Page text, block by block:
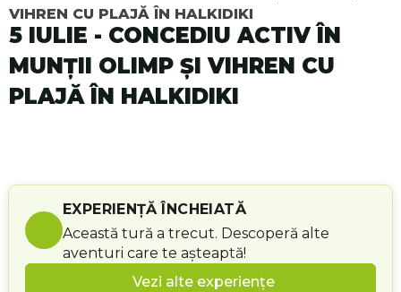
VIHREN CU PLAJĂ ÎN HALKIDIKI
5 IULIE - CONCEDIU ACTIV ÎN
MUNȚII OLIMP ȘI VIHREN CU
PLAJĂ ÎN HALKIDIKI
EXPERIENȚĂ ÎNCHEIATĂ
Această tură a trecut. Descoperă alte
aventuri care te așteaptă!
Vezi alte experiențe